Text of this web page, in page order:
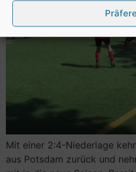
Mit einer 2:4-Niederlage
aus Potsdam zurück und